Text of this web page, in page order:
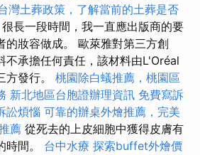
灣土葬政策，了解當前的土葬是否
很長一段時間，我一直應出版商的要
的妝容做成。 歐萊雅對第三方創
不承擔任何責任，該材料由L'Oréal
方發行。 桃園除白蟻推薦，桃園區
新北地區台胞證辦理資訊 免費寫訴
訟煩惱 可靠的辦桌外燴推薦，完美
薦 從死去的上皮細胞中獲得皮膚有
時間。 台中水療 探索buffet外燴價